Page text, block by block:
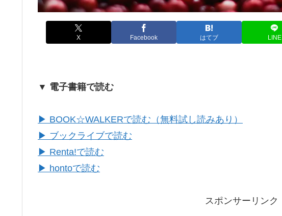
X Facebook はてブ LINE
▼ 電子書籍で読む
▶ BOOK☆WALKERで読む（無料試し読みあり）
▶ ブックライブで読む
▶ Renta!で読む
▶ hontoで読む
スポンサーリンク